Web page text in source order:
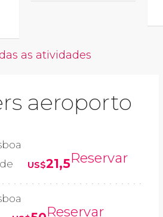
as atividades
aeroporto
US$21,5Reservar
Reservar